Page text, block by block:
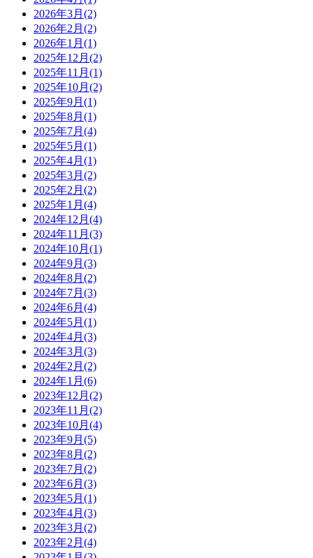
2026年3月(2)
2026年2月(2)
2026年1月(1)
2025年12月(2)
2025年11月(1)
2025年10月(2)
2025年9月(1)
2025年8月(1)
2025年7月(4)
2025年5月(1)
2025年4月(1)
2025年3月(2)
2025年2月(2)
2025年1月(4)
2024年12月(4)
2024年11月(3)
2024年10月(1)
2024年9月(3)
2024年8月(2)
2024年7月(3)
2024年6月(4)
2024年5月(1)
2024年4月(3)
2024年3月(3)
2024年2月(2)
2024年1月(6)
2023年12月(2)
2023年11月(2)
2023年10月(4)
2023年9月(5)
2023年8月(2)
2023年7月(2)
2023年6月(3)
2023年5月(1)
2023年4月(3)
2023年3月(2)
2023年2月(4)